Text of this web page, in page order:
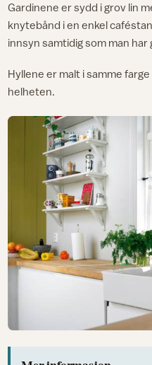
Gardinene er sydd i grov lin
knytebånd i en enkel
innsyn samtidig som man
Hyllene er malt i samme
helheten.